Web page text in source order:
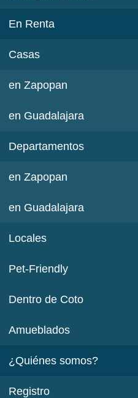
En Renta
Casas
en Zapopan
en Guadalajara
Departamentos
en Zapopan
en Guadalajara
Locales
Pet-Friendly
Dentro de Coto
Amueblados
¿Quiénes somos?
Registro